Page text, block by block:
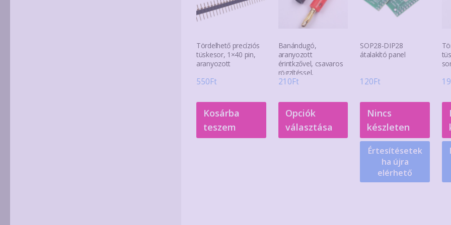
Tördelhető precíziós
tüskesor, 1×40 pin,
aranyozott
550Ft
Kosárba
teszem
Banándugó,
aranyozott
érintkzővel, csavaros
rögzítéssel,
keresztcsatlakozással
210Ft
Opciók
választása
Ennek
terméknek
több
variációja
SOP28-DIP28
átalakító panel
120Ft
Nincs
készleten
Értesítésetek
ha újra
elérhető